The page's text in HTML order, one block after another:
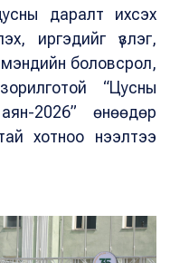
даралт ихсэх
иргэдийг үзлэг,
мэндийн боловсрол,
“Цусны
2026” өнөөдөр
хотноо нээлтээ